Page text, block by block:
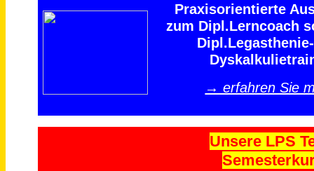
Praxisorientierte
zum Dipl.Lerncoach
→ erfahren Sie
Unsere LPS